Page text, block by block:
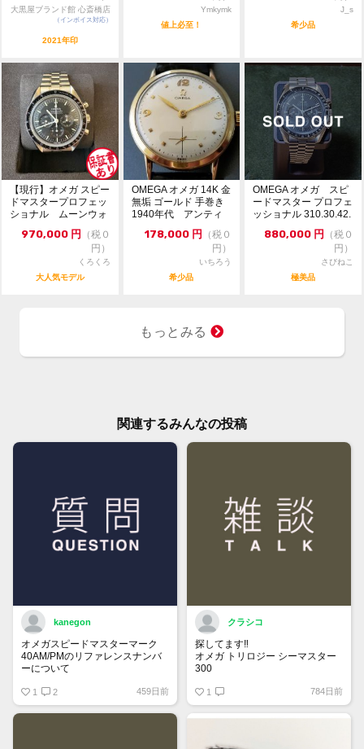
大黒屋ブランド館 心斎橋店
（インボイス対応）
2021年印
Ymkymk
値上必至！
J_s
希少品
【現行】オメガ スピー
ドマスタープロフェッ
ショナル ムーンウォ
き...970,000 円 （税０
円）
くろくろ
大人気モデル
OMEGA オメガ 14K 金
無垢 ゴールド 手巻き
1940年代 アンティ
178,000 円 （税０
円）
いちろう
希少品
OMEGA オメガ スピ
ードマスター プロフェ
ッショナル 310.30.42.
880,000 円 （税０
円）
さびねこ
極美品
もっとみる
関連するみんなの投稿
kanegon
オメガスピードマスターマーク
40AM/PMのリファレンスナンバ
ーについて
保証書にはREF:35205300とある
のですが、裏蓋の内側を見ると
175 0084
1 2 459日前
クラシコ
探してます‼️
オメガ トリロジー シーマスター
300
全て有り綺麗な個体をお持ちで
90万円前後で譲って頂ける方、
宜しくお願い致します。
1 784日前